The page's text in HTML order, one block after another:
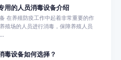
用的人员消毒设备介绍
在养殖防疫工作中起着非常重要的作
殖场的人员进行消毒，保障养殖人员
毒设备如何选择？